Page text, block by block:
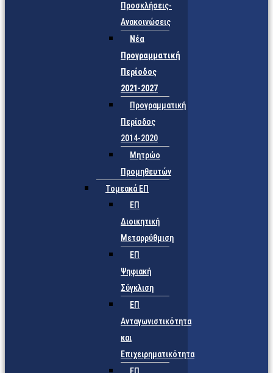
Προσκλήσεις-
Ανακοινώσεις
Νέα
Προγραμματική
Περίοδος
2021-2027
Προγραμματική
Περίοδος
2014-2020
Μητρώο
Προμηθευτών
Τομεακά ΕΠ
ΕΠ
Διοικητική
Μεταρρύθμιση
ΕΠ
Ψηφιακή
Σύγκλιση
ΕΠ
Ανταγωνιστικότητα
και
Επιχειρηματικότητα